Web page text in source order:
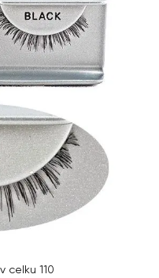
celku 110